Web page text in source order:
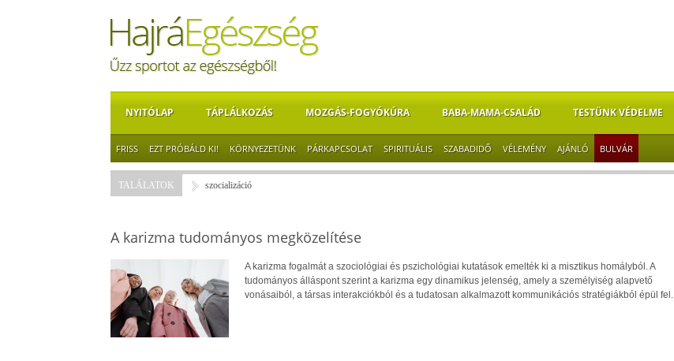
NYITÓLAP TÁPLÁLKOZÁS MOZGÁS-FOGYÓKÚRA BABA-MAMA-CSALÁD TESTÜNK VÉDELME
FRISS EZT PRÓBÁLD KI! KÖRNYEZETÜNK PÁRKAPCSOLAT SPIRITUÁLIS SZABADIDŐ VÉLEMÉNY AJÁNLÓ BULVÁR
TALÁLATOK szocializáció
A karizma tudományos megközelítése
A karizma fogalmát a szociológiai és pszichológiai kutatások emelték ki a misztikus homályból. A
tudományos álláspont szerint a karizma egy dinamikus jelenség, amely a személyiség alapvető
vonásaiból, a társas interakciókból és a tudatosan alkalmazott kommunikációs stratégiákból épül fel.